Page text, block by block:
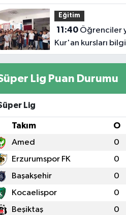
Sürüyor: 1.700
Kısım Tamamlandı
Eğitim
11:40Öğrenciler yaz
Kur'an kursları bilgi
yarışmasında ter
Lig Puan Durumu
Lig
Takım O
Amed 0
Erzurumspor FK 0
Başakşehir 0
Kocaelispor 0
Beşiktaş 0